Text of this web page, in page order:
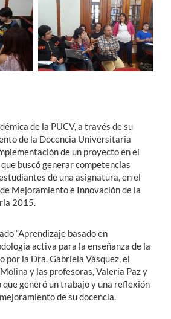
de la PUCV, a través de su
de la Docencia Universitaria
de un proyecto en el
buscó generar competencias
de una asignatura, en el
Mejoramiento e Innovación de la
2015.
“Aprendizaje basado en
activa para la enseñanza de la
por la Dra. Gabriela Vásquez, el
y las profesoras, Valeria Paz y
que generó un trabajo y una reflexión
de su docencia.